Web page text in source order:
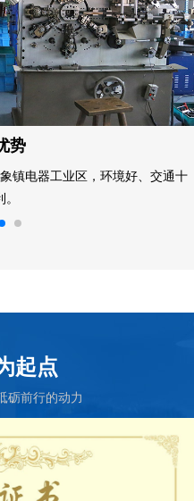
势
和产品结构调整，公司于2005年
公司，并在激烈的市场竞争迅速
客户的广泛赞誉。
起点
砺前行的动力